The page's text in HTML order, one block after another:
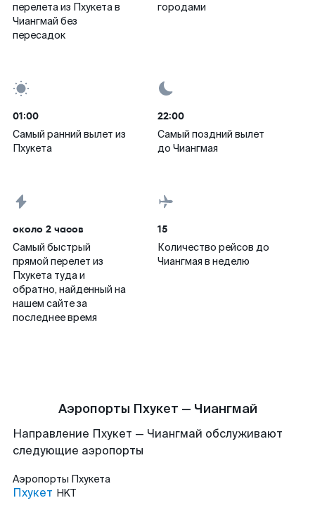
перелета из Пхукета в
Чиангмай без
пересадок
городами
01:00
Самый ранний вылет из
Пхукета
22:00
Самый поздний вылет
до Чиангмая
около 2 часов
Самый быстрый
прямой перелет из
Пхукета туда и
обратно, найденный на
нашем сайте за
последнее время
15
Количество рейсов до
Чиангмая в неделю
Аэропорты Пхукет — Чиангмай
Направление Пхукет — Чиангмай обслуживают
следующие аэропорты
Аэропорты Пхукета
Пхукет HKT